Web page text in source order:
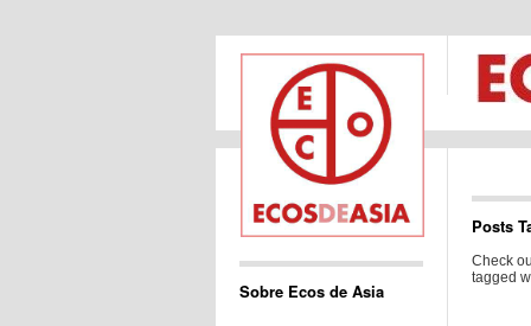
Sobre Ecos de Asia
Posts
Check
tagged